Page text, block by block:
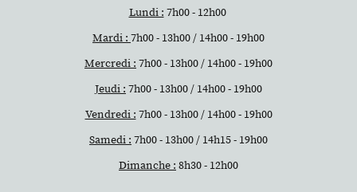
Lundi : 7h00 - 12h00
Mardi : 7h00 - 13h00 / 14h00 - 19h00
Mercredi : 7h00 - 13h00 / 14h00 - 19h00
Jeudi : 7h00 - 13h00 / 14h00 - 19h00
Vendredi : 7h00 - 13h00 / 14h00 - 19h00
Samedi : 7h00 - 13h00 / 14h15 - 19h00
Dimanche : 8h30 - 12h00